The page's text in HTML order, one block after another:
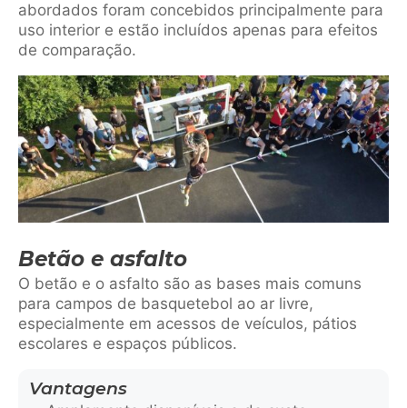
abordados foram concebidos principalmente para
uso interior e estão incluídos apenas para efeitos
de comparação.
Betão e asfalto
O betão e o asfalto são as bases mais comuns
para campos de basquetebol ao ar livre,
especialmente em acessos de veículos, pátios
escolares e espaços públicos.
Vantagens